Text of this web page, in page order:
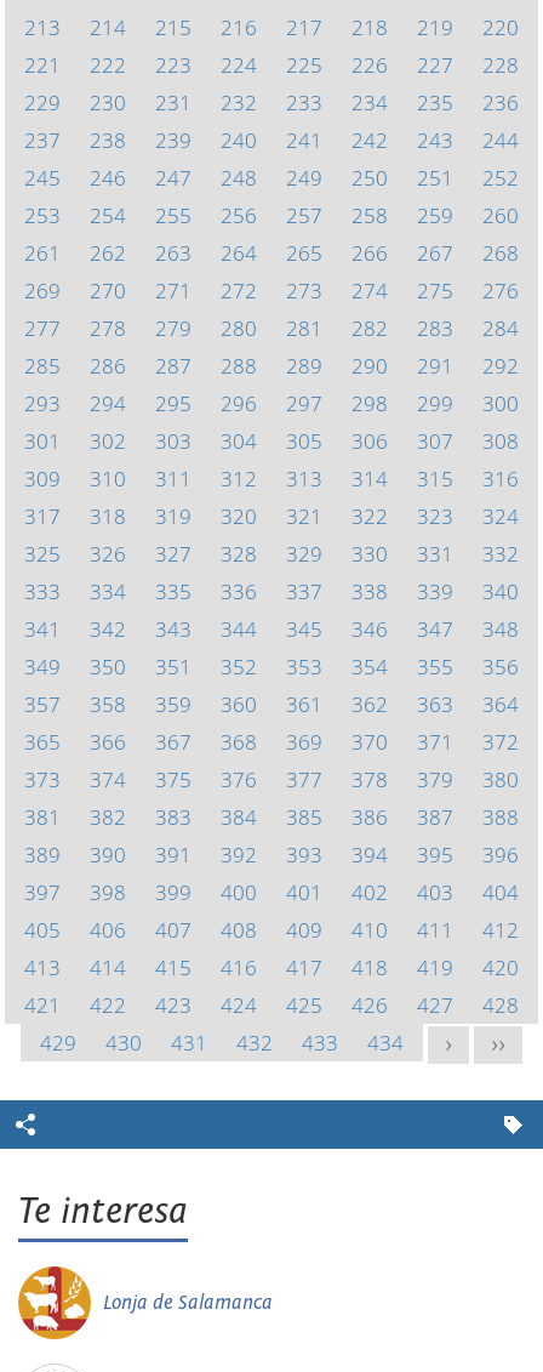
213
214 215 216 217 218 219
220
221
222 223 224 225 226 227
228
229
230 231 232 233 234 235
236
237
238 239 240 241 242 243
244
245
246 247 248 249 250 251
252
253
254 255 256 257 258 259
260
261
262 263 264 265 266 267
268
269
270 271 272 273 274 275
276
277
278 279 280 281 282 283
284
285
286 287 288 289 290 291
292
293
294 295 296 297 298 299
300
301
302 303 304 305 306 307
308
309
310 311 312 313 314 315
316
317
318 319 320 321 322 323
324
325
326 327 328 329 330 331
332
333
334 335 336 337 338 339
340
341
342 343 344 345 346 347
348
349
350 351 352 353 354 355
356
357
358 359 360 361 362 363
364
365
366 367 368 369 370 371
372
373
374 375 376 377 378 379
380
381
382 383 384 385 386 387
388
389
390 391 392 393 394 395
396
397
398 399 400 401 402 403
404
405
406 407 408 409 410 411
412
413
414 415 416 417 418 419
420
421
422 423 424 425 426 427
428
429
430 431 432 433 434 > >>
Te interesa
Lonja de Salamanca